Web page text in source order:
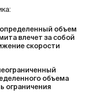
объем
влечет за собой
скорости
объема
ограничения